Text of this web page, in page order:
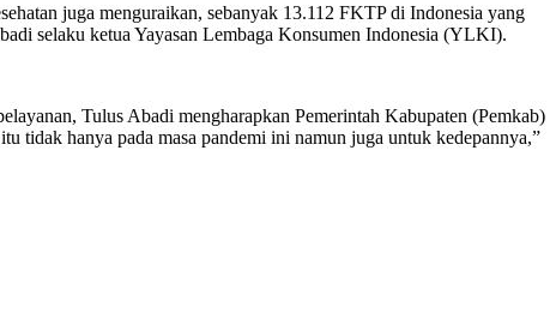
juga menguraikan, sebanyak 13.112 FKTP di Indonesia yang
selaku ketua Yayasan Lembaga Konsumen Indonesia (YLKI).
Tulus Abadi mengharapkan Pemerintah Kabupaten (Pemkab)
tidak hanya pada masa pandemi ini namun juga untuk kedepannya,”